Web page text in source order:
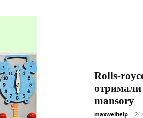
Rolls-
отримали
mansory
maxwelhelp -